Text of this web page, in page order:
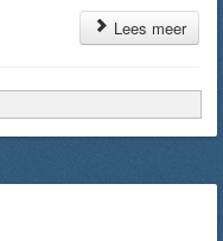
Lees meer